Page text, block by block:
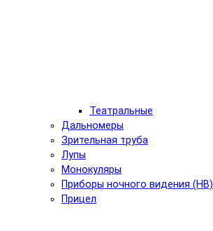
Театральные
Дальномеры
Зрительная труба
Лупы
Монокуляры
Приборы ночного видения (НВ)
Прицел